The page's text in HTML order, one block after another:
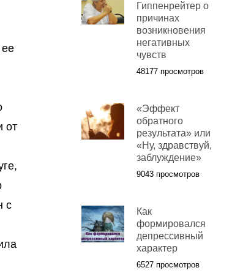
от
с
Гиппенрейтер о
причинах
возникновения
негативных
чувств
48177 просмотров
«Эффект
обратного
результата» или
«Ну, здравствуй,
заблуждение»
9043 просмотров
Как
формировался
депрессивный
характер
6527 просмотров